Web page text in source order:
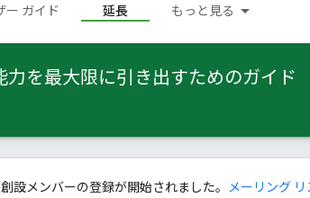
ー ガイド 延長 もっと見る
を最大限に引き出すためのガイド
設メンバーの登録が開始されました。 メーリング リ